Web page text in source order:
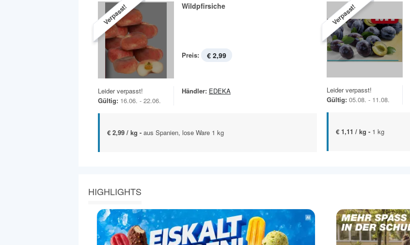
Verpasst! Wildpfirsiche
Preis: € 2,99
Leider verpasst!
Gültig: 16.06. - 22.06.
Händler: EDEKA
€ 2,99 / kg - aus Spanien, lose Ware 1 kg
Verpasst!
Leider verpasst!
Gültig: 05.08. - 11.08.
€ 1,11 / kg - 1 kg
HIGHLIGHTS